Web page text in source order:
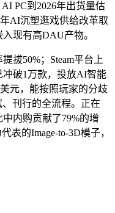
PC到2026年出货量估
AI沉塑逛戏供给改革取
现有高DAU产物。
50%；Steam平台上
破1万款，投放AI智能
元，能按照玩家的分歧
刊行的全流程。正在
内购贡献了79%的增
表的Image-to-3D模子，